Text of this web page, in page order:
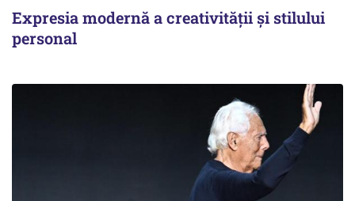
Expresia modernă a creativității și stilului
personal